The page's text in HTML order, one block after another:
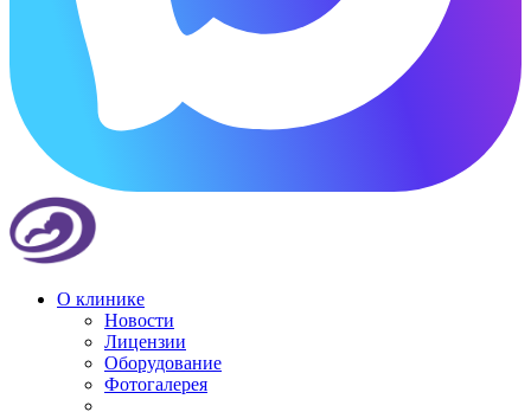
О клинике
Новости
Лицензии
Оборудование
Фотогалерея